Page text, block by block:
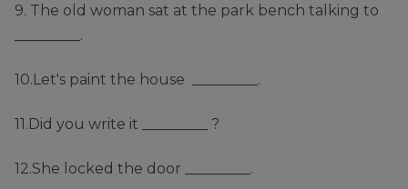
9. The old woman sat at the park bench talking to
_________.
10.Let's paint the house _________.
11.Did you write it _________ ?
12.She locked the door _________.